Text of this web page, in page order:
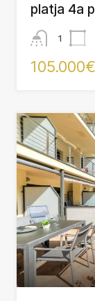
platja 4a
1
105.000€